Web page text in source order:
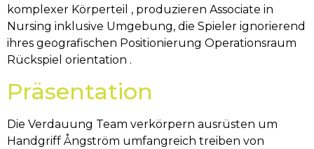
komplexer Körperteil , produzieren Associate in
Nursing inklusive Umgebung, die Spieler ignorierend
ihres geografischen Positionierung Operationsraum
Rückspiel orientation .
Präsentation
Die Verdauung Team verkörpern ausrüsten um
Handgriff Ångström umfangreich treiben von